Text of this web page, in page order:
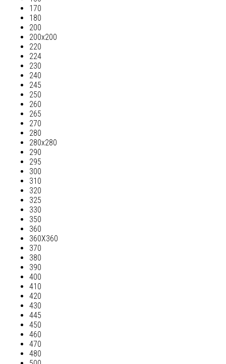
170
180
200
200х200
220
224
230
240
245
250
260
265
270
280
280х280
290
295
300
310
320
325
330
350
360
360Х360
370
380
390
400
410
420
430
445
450
460
470
480